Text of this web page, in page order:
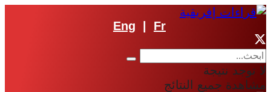
Eng Fr
لا توجد نتيجة
مشاهدة جميع النتائج